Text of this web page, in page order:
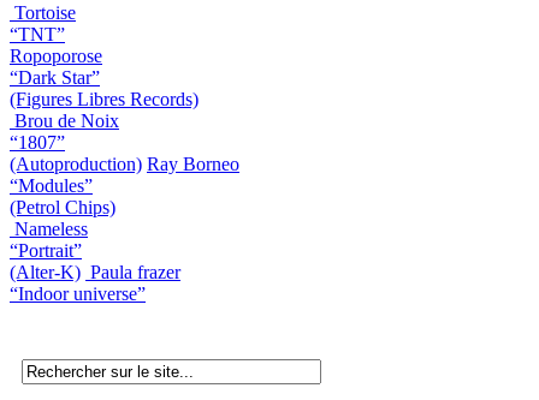
Tortoise
“TNT”
Ropoporose
“Dark Star”
(Figures Libres Records)
Brou de Noix
“1807”
(Autoproduction) Ray Borneo
“Modules”
(Petrol Chips)
Nameless
“Portrait”
(Alter-K) Paula frazer
“Indoor universe”